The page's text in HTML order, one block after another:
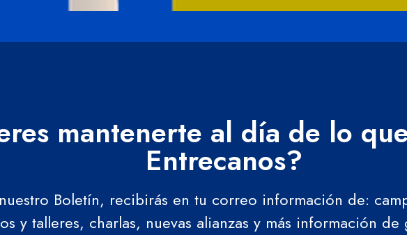
mantenerte al día de lo
Entrecanos?
Boletín, recibirás en tu correo información de:
y talleres, charlas, nuevas alianzas y más información de